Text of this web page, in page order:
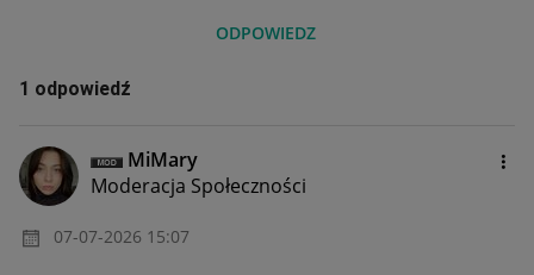
ODPOWIEDZ
1 odpowiedź
MiMary
Moderacja Społeczności
‎07-07-2026 15:07